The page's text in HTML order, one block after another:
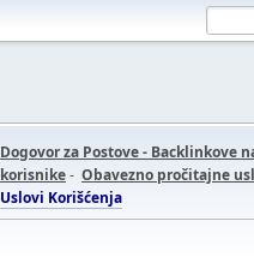
Dogovor za Postove - Backlinkove
korisnike- Obavezno pročitajne
Uslovi Korišćenja